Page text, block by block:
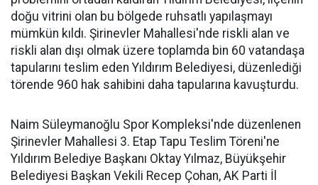
doğu vitrini olan bu bölgede ruhsatlı yapılaşmayı
mümkün kıldı. Şirinevler Mahallesi'nde riskli alan ve
riskli alan dışı olmak üzere toplamda bin 60 vatandaşa
tapularını teslim eden Yıldırım Belediyesi, düzenlediği
törende 960 hak sahibini daha tapularına kavuşturdu.
Naim Süleymanoğlu Spor Kompleksi'nde düzenlenen
Şirinevler Mahallesi 3. Etap Tapu Teslim Töreni'ne
Yıldırım Belediye Başkanı Oktay Yılmaz, Büyükşehir
Belediyesi Başkan Vekili Recep Çohan, AK Parti İl